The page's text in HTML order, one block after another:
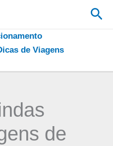
de Viagens
de